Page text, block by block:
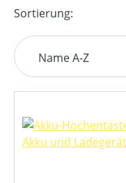
Sortierung: